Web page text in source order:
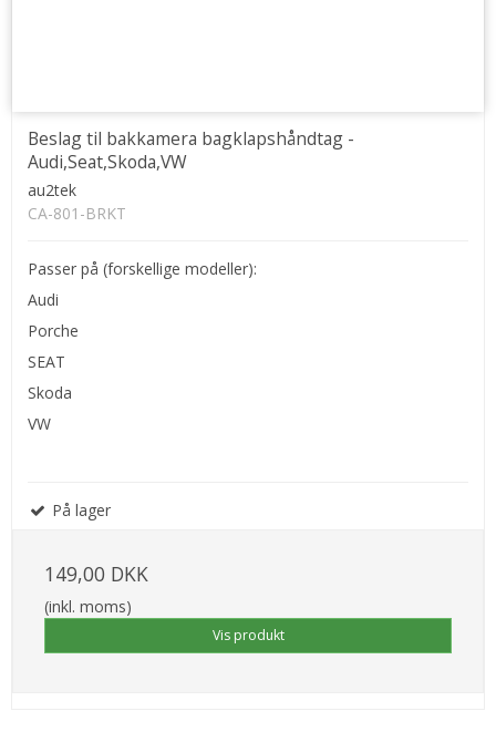
Beslag til bakkamera bagklapshåndtag -
Audi,Seat,Skoda,VW
au2tek
CA-801-BRKT
Passer på (forskellige modeller):
Audi
Porche
SEAT
Skoda
VW
På lager
149,00 DKK
(inkl. moms)
Vis produkt